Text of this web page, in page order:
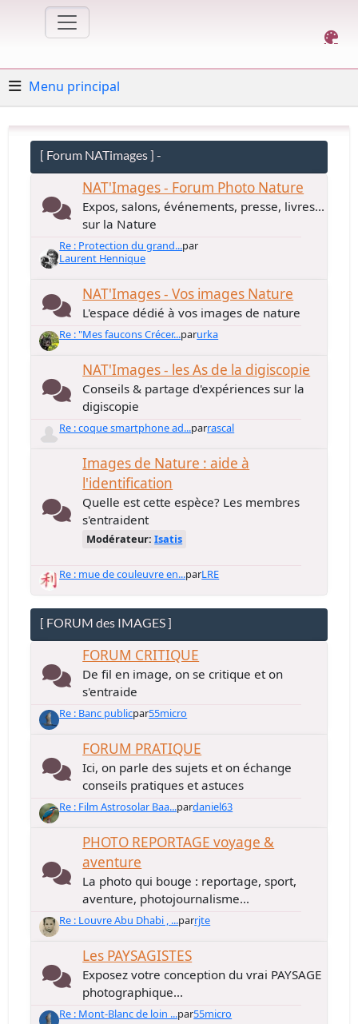
Menu principal
[ Forum NATimages ] -
NAT'Images - Forum Photo Nature
Expos, salons, événements, presse, livres...
sur la Nature
Re : Protection du grand...par
Laurent Hennique
NAT'Images - Vos images Nature
L'espace dédié à vos images de nature
Re : "Mes faucons Crécer...parurka
NAT'Images - les As de la digiscopie
Conseils & partage d'expériences sur la
digiscopie
Re : coque smartphone ad...parrascal
Images de Nature : aide à
l'identification
Quelle est cette espèce? Les membres
s'entraident
Modérateur:Isatis
Re : mue de couleuvre en...parLRE
[ FORUM des IMAGES ]
FORUM CRITIQUE
De fil en image, on se critique et on
s'entraide
Re : Banc publicpar55micro
FORUM PRATIQUE
Ici, on parle des sujets et on échange
conseils pratiques et astuces
Re : Film Astrosolar Baa...pardaniel63
PHOTO REPORTAGE voyage &
aventure
La photo qui bouge : reportage, sport,
aventure, photojournalisme...
Re : Louvre Abu Dhabi , ...parrjte
Les PAYSAGISTES
Exposez votre conception du vrai PAYSAGE
photographique...
Re : Mont-Blanc de loin ...par55micro